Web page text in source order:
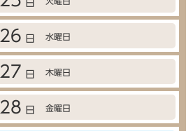
日
26 日 水曜日
27 日 木曜日
28 日 金曜日